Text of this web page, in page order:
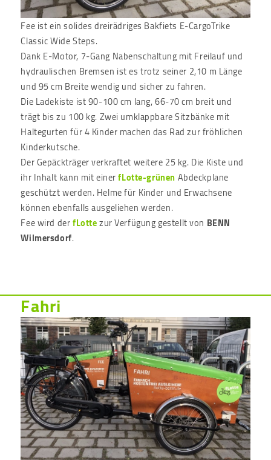
Fee ist ein solides dreirädriges Bakfiets E-CargoTrike
Classic Wide Steps.
Dank E-Motor, 7-Gang Nabenschaltung mit Freilauf und
hydraulischen Bremsen ist es trotz seiner 2,10 m Länge
und 95 cm Breite wendig und sicher zu fahren.
Die Ladekiste ist 90-100 cm lang, 66-70 cm breit und
trägt bis zu 100 kg. Zwei umklappbare Sitzbänke mit
Haltegurten für 4 Kinder machen das Rad zur fröhlichen
Kinderkutsche.
Der Gepäckträger verkraftet weitere 25 kg. Die Kiste und
ihr Inhalt kann mit einerfLotte-grünenAbdeckplane
geschützt werden. Helme für Kinder und Erwachsene
können ebenfalls ausgeliehen werden.
Fee wird derfLottezur Verfügung gestellt von BENN
Wilmersdorf.
Fahri